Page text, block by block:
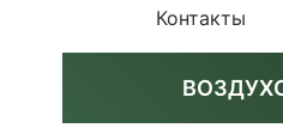
Контакты